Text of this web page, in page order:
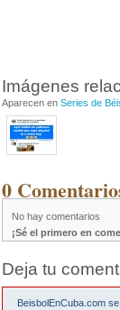
Imágenes
Aparecen en Series de
0
No hay comentarios
¡Sé el primero en
Deja tu
BeisbolEnCuba.com